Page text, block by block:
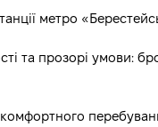
метро
та прозорі умови:
комфортного